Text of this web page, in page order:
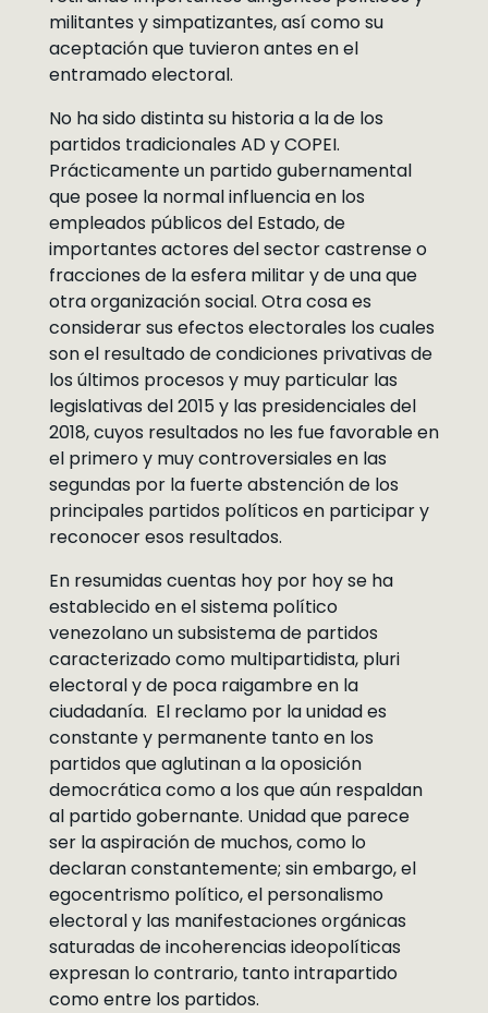
militantes y simpatizantes, así como su
aceptación que tuvieron antes en el
entramado electoral.
No ha sido distinta su historia a la de los
partidos tradicionales AD y COPEI.
Prácticamente un partido gubernamental
que posee la normal influencia en los
empleados públicos del Estado, de
importantes actores del sector castrense o
fracciones de la esfera militar y de una que
otra organización social. Otra cosa es
considerar sus efectos electorales los cuales
son el resultado de condiciones privativas de
los últimos procesos y muy particular las
legislativas del 2015 y las presidenciales del
2018, cuyos resultados no les fue favorable en
el primero y muy controversiales en las
segundas por la fuerte abstención de los
principales partidos políticos en participar y
reconocer esos resultados.
En resumidas cuentas hoy por hoy se ha
establecido en el sistema político
venezolano un subsistema de partidos
caracterizado como multipartidista, pluri
electoral y de poca raigambre en la
ciudadanía. El reclamo por la unidad es
constante y permanente tanto en los
partidos que aglutinan a la oposición
democrática como a los que aún respaldan
al partido gobernante. Unidad que parece
ser la aspiración de muchos, como lo
declaran constantemente; sin embargo, el
egocentrismo político, el personalismo
electoral y las manifestaciones orgánicas
saturadas de incoherencias ideopolíticas
expresan lo contrario, tanto intrapartido
como entre los partidos.